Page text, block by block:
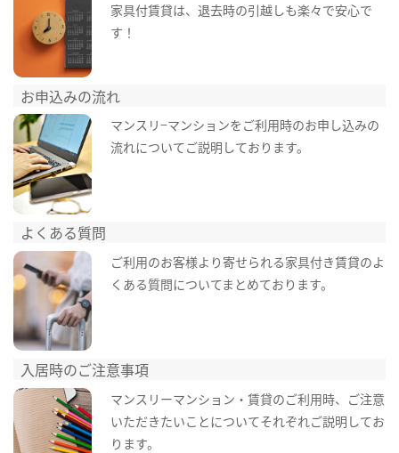
家具付賃貸は、退去時の引越しも楽々で安心で
す！
お申込みの流れ
マンスリ−マンションをご利用時のお申し込みの
流れについてご説明しております。
よくある質問
ご利用のお客様より寄せられる家具付き賃貸のよ
くある質問についてまとめております。
入居時のご注意事項
マンスリーマンション・賃貸のご利用時、ご注意
いただきたいことについてそれぞれご説明してお
ります。